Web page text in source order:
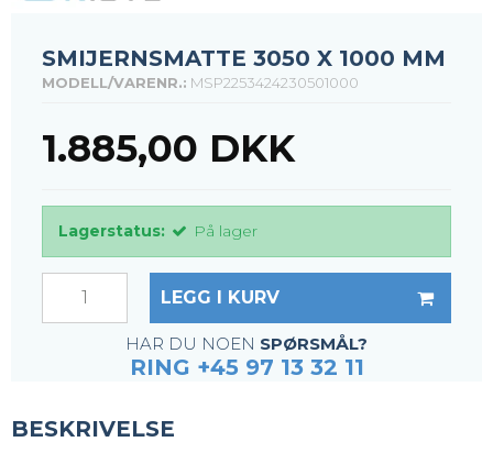
SMIJERNSMATTE 3050 X 1000 MM
MODELL/VARENR.: MSP2253424230501000
1.885,00 DKK
Lagerstatus: På lager
LEGG I KURV
HAR DU NOEN SPØRSMÅL?
RING +45 97 13 32 11
BESKRIVELSE